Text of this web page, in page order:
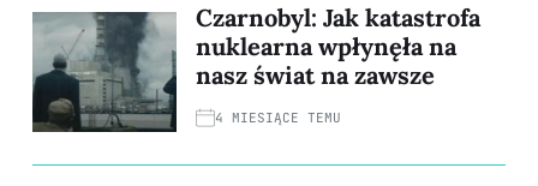
Czarnobyl: Jak katastrofa
nuklearna wpłynęła na
nasz świat na zawsze
4 MIESIĄCE TEMU